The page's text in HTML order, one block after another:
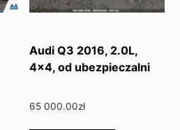
Audi Q3 2016, 2.0L,
4×4, od ubezpieczalni
65 000.00zł